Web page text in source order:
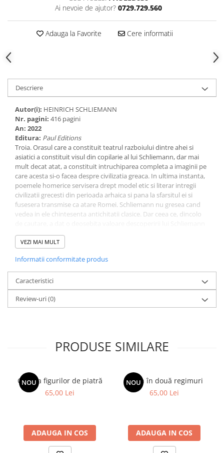
Ai nevoie de ajutor? 0729.729.560
Adauga la Favorite Cere informatii
Descriere
Autor(i): HEINRICH SCHLIEMANN
Nr. pagini: 416 pagini
An: 2022
Editura: Paul Editions
Troia. Orasul care a constituit teatrul razboiului dintre ahei si
asiatici a constituit visul din copilarie al lui Schliemann, dar mai
mult decat atat, a constituit intruchiparea completa a imaginii pe
care acesta si-o facea despre civilizatia greaca. In ultima instanta,
poemele homerice servisera drept model etic si literar intregii
civilizatii grecesti din perioada arhaica si pana la sfarsitul ei si
fusesera transmise ca atare Romei. Schliemann nu gresea cand
vedea in ele chintesenta antichitatii clasice. Dar ceea ce, dincolo
a fost faptul ca pentru prima data, fara niciun fel de indicatii
topografice, fara documente scrise, un arheolog, bizuindu-se
treacat, aceste mijloace Schliemann mai degraba le intuise decat
le invatase - a izbutit sa localizeze si sa descopere una dintre acele
statiuni enigmatice, careia numai o traditie literara adesea
confuza, totdeauna insuficient de precisa, ii mai pastrase
amintirea.
VEZI MAI MULT
Informatii conformitate produs
Caracteristici
Review-uri(0)
PRODUSE SIMILARE
NOU
Galeria figurilor de piatră
65,00 Lei
ADAUGA IN COS
NOU
Spion în două regimuri
65,00 Lei
ADAUGA IN COS